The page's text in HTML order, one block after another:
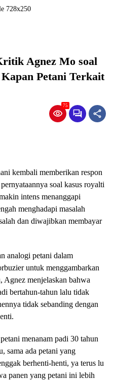
Agnez Mo soal
Petani Terkait
75
kembali memberikan respon
soal kasus royalti
intens menanggapi
menghadapi masalah
dan diwajibkan membayar
analogi petani dalam
untuk menggambarkan
Agnez menjelaskan bahwa
bertahun-tahun lalu tidak
tidak sebanding dengan
menanam padi 30 tahun
sama ada petani yang
berhenti-henti, ya terus lu
panen yang petani ini lebih